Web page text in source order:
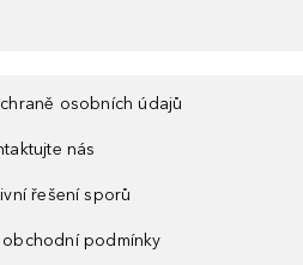
osobních údajů
nás
řešení sporů
podmínky